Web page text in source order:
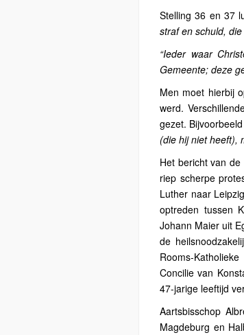
Stelling 36 en 37
straf en schuld,
“Ieder waar
Gemeente; deze
Men moet hierbij
werd.
gezet.
(die hij niet heeft),
Het bericht van
riep scherpe
Luther naar
optreden tussen
Johann Maier uit
de
Rooms-
Concilie van
47-jarige leeftijd
Aartsbisschop
Magdeburg en